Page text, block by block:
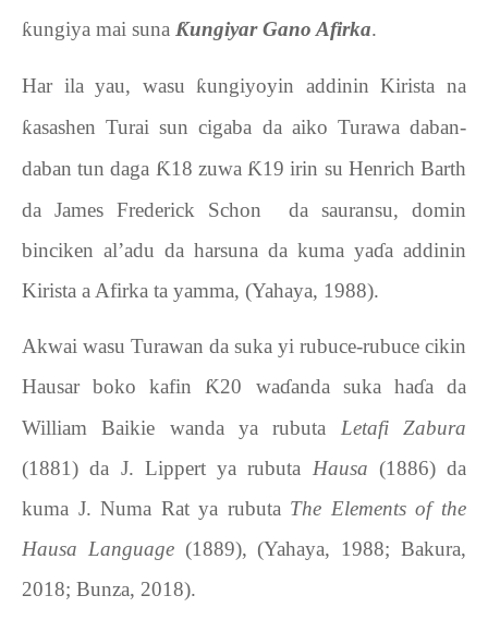
ƙungiya mai suna Ƙungiyar Gano Afirka.
Har ila yau, wasu ƙungiyoyin addinin Kirista na
ƙasashen Turai sun cigaba da aiko Turawa daban-
daban tun daga Ƙ18 zuwa Ƙ19 irin su Henrich Barth
da James Frederick Schon
da sauransu, domin
binciken al’adu da harsuna da kuma yaɗa addinin
Kirista a Afirka ta yamma, (Yahaya, 1988).
Akwai wasu Turawan da suka yi rubuce-rubuce cikin
Hausar boko kafin Ƙ20 waɗanda suka haɗa da
William Baikie wanda ya rubuta Letafi Zabura
(1881) da J. Lippert ya rubuta Hausa (1886) da
kuma J. Numa Rat ya rubuta The Elements of the
Hausa Language(1889), (Yahaya, 1988; Bakura,
2018; Bunza, 2018).